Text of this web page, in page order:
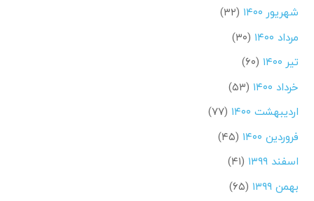
شهریور ۱۴۰۰
(۳۲)
مرداد ۱۴۰۰
(۳۰)
تیر ۱۴۰۰
(۶۰)
خرداد ۱۴۰۰
(۵۳)
اردیبهشت ۱۴۰۰
(۷۷)
فروردین ۱۴۰۰
(۴۵)
اسفند ۱۳۹۹
(۴۱)
بهمن ۱۳۹۹
(۶۵)